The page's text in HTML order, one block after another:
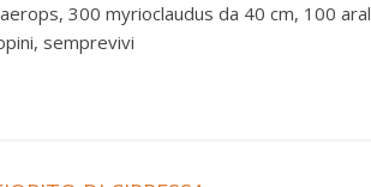
300 myrioclaudus da 40 cm, 100
semprevivi